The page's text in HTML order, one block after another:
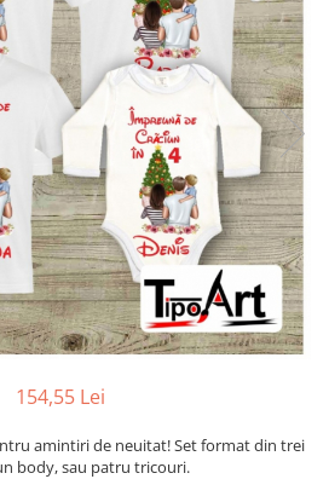
154,55 Lei
amintiri de neuitat! Set format din trei
body, sau patru tricouri.